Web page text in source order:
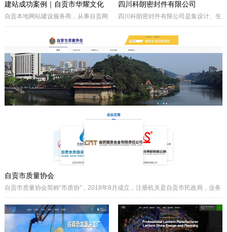
建站成功案例｜自贡市华耀文化
艺术有限公司官网定制开发项目
自贡本地网站建设服务商，从事自贡网
发，本次完成自贡市华耀文化艺术有限
公司官网定制搭建，包含品牌展示、案
例展示、在线询盘功能，搭配全套基础
SEO优化。
四川科朗密封件有限公司
四川科朗密封件有限公司是集设计、生
于电力、氧化铝、矿山、石油石化、钢
铁等行业所需的机械密封件及其配件、
密封件的生产制造；因公司业务发展需
要，成立的四川科朗环保设备有限公司
主要经营泵阀及其配件、硬质合金制品
类产品、耐磨材料类配件，承接用户非
标件设计和定制。
自贡市质量协会
自贡市质量协会简称“市质协”，2018年8月成立，注册机关是自贡市民政局，业务
协会之一，历届会长由主管经济工作的副市长担任，是自贡市市场监督管理局领
导下的全市性质量组织，是我市传播国内外先进质量管理方法、助推质量事业发